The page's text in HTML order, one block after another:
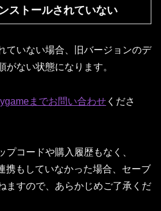
ストールされていない
ていない場合、旧バージョンのデ
がない状態になります。
までお問い合わせ くださ
プコードや購入履歴もなく、
携もしていなかった場合、セーブ
ますので、あらかじめご了承くだ